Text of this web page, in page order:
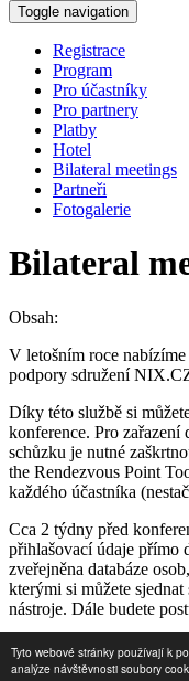
Tyto webové stránky používají k
analýze návštěvnosti soubory
Toggle navigation
Registrace
Program
Pro účastníky
Pro partnery
Platby
Hotel
Bilateral meetings
Partneři
Fotogalerie
Bilateral
Obsah:
V letošním roce
podpory sdružení
Díky této službě si
konference. Pro zařazení
schůzku je nutné
the Rendezvous Point
každého účastníka
Cca 2 týdny před
přihlašovací údaje přímo
zveřejněna databáze
kterými si můžete
nástroje. Dále budete
Copyright © 2024 -